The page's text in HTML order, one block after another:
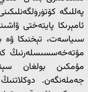
پەللىگە
ئامېرىكا پايتەختى
سىياسەت، تېخنىكا
مۇتەخەسسىسلەرنىڭ
مۇمكىن بولغان
جەملەنگەن.